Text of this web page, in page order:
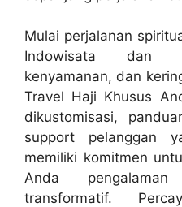
Mulai perjalanan
Indowisata dan
kenyamanan, dan
Travel Haji Khusus
dikustomisasi,
support pelanggan
memiliki komitmen
Anda
transformatif.